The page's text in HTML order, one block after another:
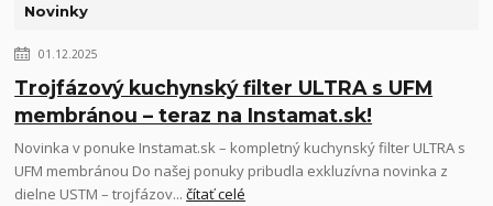
Novinky
01.12.2025
Trojfázový kuchynský filter ULTRA s UFM
membránou – teraz na Instamat.sk!
Novinka v ponuke Instamat.sk – kompletný kuchynský filter ULTRA s
UFM membránou Do našej ponuky pribudla exkluzívna novinka z
dielne USTM – trojfázov...čítať celé